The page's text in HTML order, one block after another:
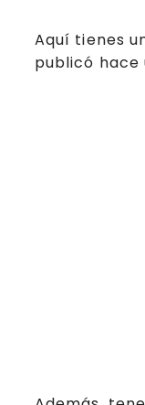
Aquí tienes
publicó hace